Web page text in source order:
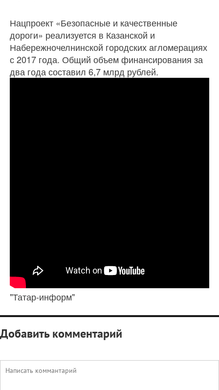
Нацпроект «Безопасные и качественные
дороги» реализуется в Казанской и
Набережночелнинской городских агломерациях
с 2017 года. Общий объем финансирования за
два года составил 6,7 млрд рублей.
"Татар-информ"
Добавить комментарий